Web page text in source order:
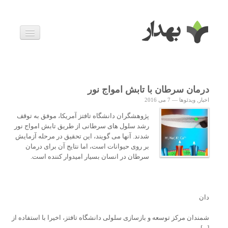
زندگی سالم
خانواده و بارداری
درباره ما
درمان سرطان با تابش امواج نور
اخبار ویدئوها — 7 می 2016
پژوهشگران دانشگاه تافتز آمریکا، موفق به توقف
رشد سلول های سرطانی از طریق تابش امواج نور
شدند. آنها می گویند، این تحقیق در مرحله آزمایش
بر روی حیوانات است، اما نتایج آن برای درمان
سرطان در انسان بسیار امیدوار کننده است.
دان
شمندان مرکز توسعه و بازسازی سلولی دانشگاه تافتز، اخیرا با استفاده از